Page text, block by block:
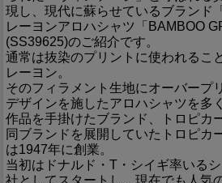
現し、現代に蘇らせているブランド
レーヨンアロハシャツ「BAMBOO
(SS39625)のご紹介です。
通常は抜染のプリントに使われるこ
レーヨン。
そのフィラメント生地にオーバープ
デザインを施したアロハシャツを多
作品を手掛けたブランド、トロピカ
同ブランドを展開していたトロピカ
は1947年に創業。
当初はドナルド・T・シイギ率いる